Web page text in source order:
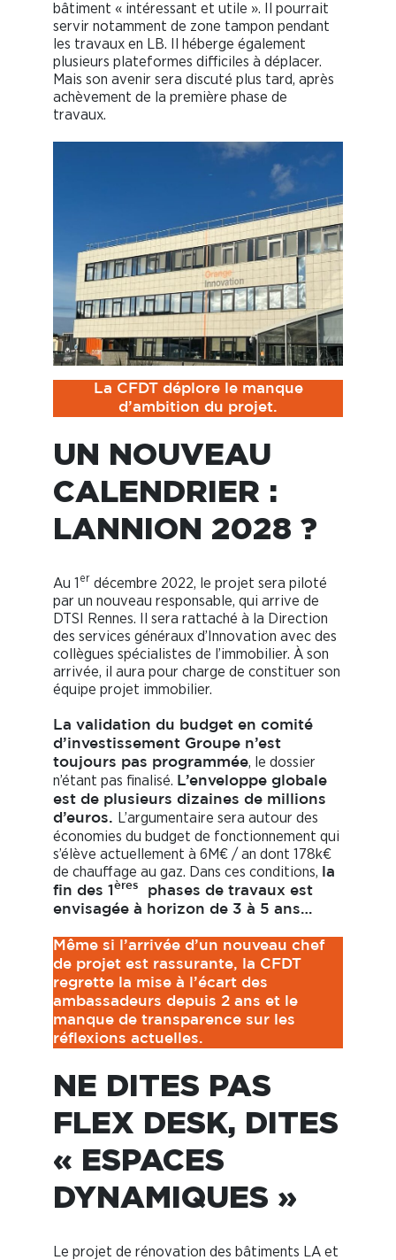
bâtiment « intéressant et utile ». Il pourrait
servir notamment de zone tampon pendant
les travaux en LB. Il héberge également
plusieurs plateformes difficiles à déplacer.
Mais son avenir sera discuté plus tard, après
achèvement de la première phase de
travaux.
La CFDT déplore le manque
d’ambition du projet.
UN NOUVEAU
CALENDRIER :
LANNION 2028 ?
Au 1 er décembre 2022, le projet sera piloté
par un nouveau responsable, qui arrive de
DTSI Rennes. Il sera rattaché à la Direction
des services généraux d’Innovation avec des
collègues spécialistes de l’immobilier. À son
arrivée, il aura pour charge de constituer son
équipe projet immobilier.
La validation du budget en comité
d’investissement Groupe n’est
toujours pas programmée, le dossier
n’étant pas finalisé. L’enveloppe globale
est de plusieurs dizaines de millions
d’euros. L’argumentaire sera autour des
économies du budget de fonctionnement qui
s’élève actuellement à 6M€ / an dont 178k€
de chauffage au gaz. Dans ces conditions,
la
fin des 1 ères
phases de travaux est
envisagée à horizon de 3 à 5 ans…
Même si l’arrivée d’un nouveau chef
de projet est rassurante, la CFDT
regrette la mise à l’écart des
ambassadeurs depuis 2 ans et le
manque de transparence sur les
réflexions actuelles.
NE DITES PAS
FLEX DESK, DITES
« ESPACES
DYNAMIQUES »
Le projet de rénovation des bâtiments LA et